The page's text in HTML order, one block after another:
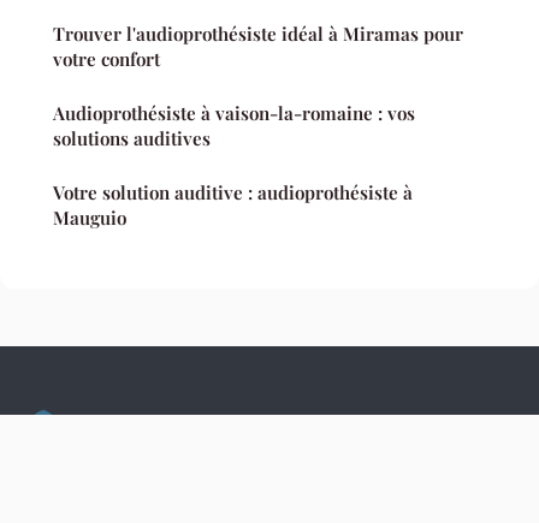
Trouver l'audioprothésiste idéal à Miramas pour
votre confort
Audioprothésiste à vaison-la-romaine : vos
solutions auditives
Votre solution auditive : audioprothésiste à
Mauguio
Culture Hopital